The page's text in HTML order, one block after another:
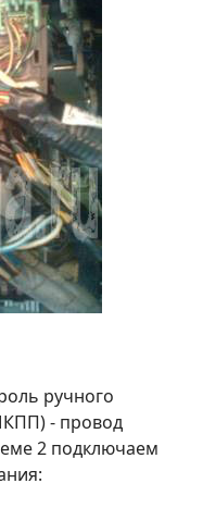
ручного
- провод
2 подключаем